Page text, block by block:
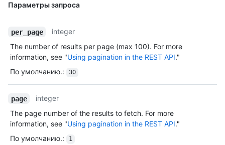
Параметры запроса
per_page
integer
The number of results per page (max 100). For more
information, see "Using pagination in the REST API."
По умолчанию.: 30
page
integer
The page number of the results to fetch. For more
information, see "Using pagination in the REST API."
По умолчанию.: 1